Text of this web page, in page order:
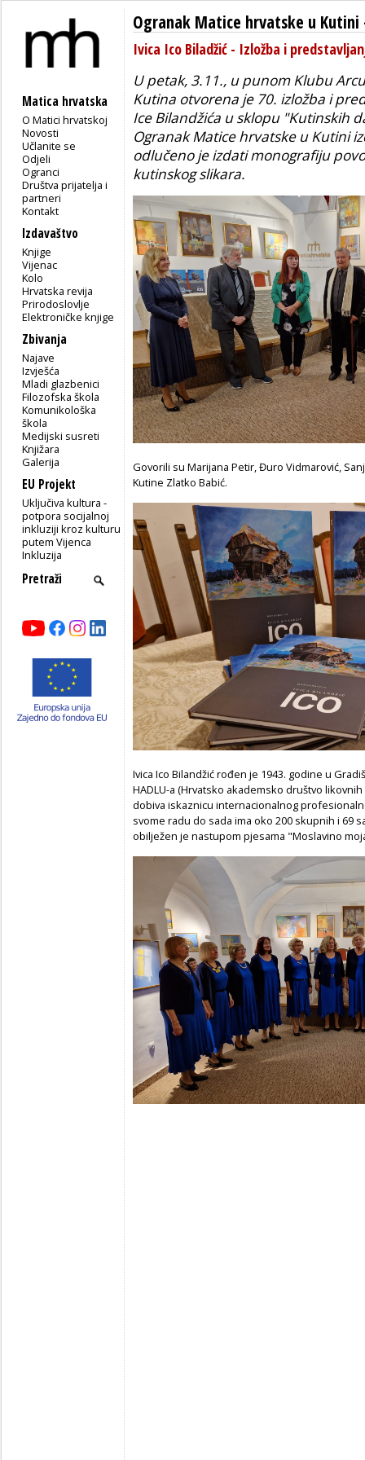
Matica hrvatska
O Matici hrvatskoj
Novosti
Učlanite se
Odjeli
Ogranci
Društva prijatelja i
partneri
Kontakt
Izdavaštvo
Knjige
Vijenac
Kolo
Hrvatska revija
Prirodoslovlje
Elektroničke knjige
Zbivanja
Najave
Izvješća
Mladi glazbenici
Filozofska škola
Komunikološka
škola
Medijski susreti
Knjižara
Galerija
EU Projekt
Uključiva kultura -
potpora socijalnoj
inkluziji kroz kulturu
putem Vijenca
Inkluzija
Ogranak Matice hrvatske u Kutini
Ivica Ico Biladžić - Izložba i
U petak, 3.11., u punom Klubu
Kutina otvorena je 70. izložba i
Ice Bilandžića u sklopu "Kutinskih
Ogranak Matice hrvatske u Kutini
odlučeno je izdati monografiju
kutinskog slikara.
Govorili su Marijana Petir, Đuro Vidmarović,
Kutine Zlatko Babić.
Ivica Ico Bilandžić rođen je 1943. godine u
HADLU-a (Hrvatsko akademsko društvo
dobiva iskaznicu internacionalnog
svome radu do sada ima oko 200 skupnih i 69
obilježen je nastupom pjesama "Moslavino